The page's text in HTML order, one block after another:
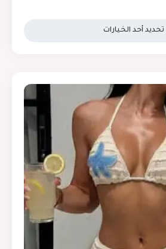
تحديد أحد الخيارات